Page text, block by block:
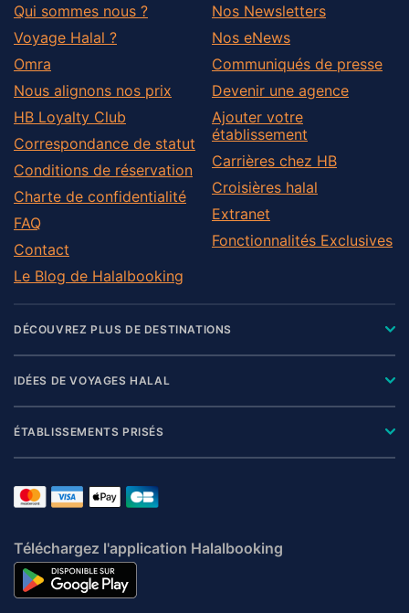
Qui sommes nous ?
Voyage Halal ?
Omra
Nous alignons nos prix
HB Loyalty Club
Correspondance de statut
Conditions de réservation
Charte de confidentialité
FAQ
Contact
Le Blog de Halalbooking
Nos Newsletters
Nos eNews
Communiqués de presse
Devenir une agence
Ajouter votre
établissement
Carrières chez HB
Croisières halal
Extranet
Fonctionnalités Exclusives
DÉCOUVREZ PLUS DE DESTINATIONS
IDÉES DE VOYAGES HALAL
ÉTABLISSEMENTS PRISÉS
Téléchargez l'application Halalbooking